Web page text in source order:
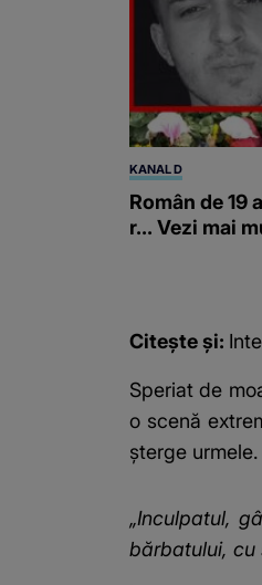
KANAL D
Român de 19
r... Vezi mai
Citește și:
Speriat de
o scenă
șterge urmele.
„Inculpatul,
bărbatului, cu